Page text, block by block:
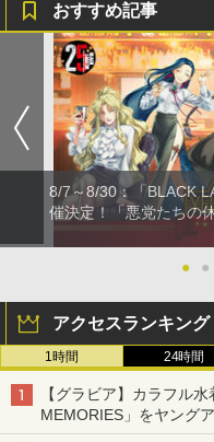
おすすめ記事
8/7～8/30：「BLACK
催決定！「悪党たちの
● ●
アクセスランキング
1時間 24時間
【グラビア】カラフル
MEMORIES」をヤング